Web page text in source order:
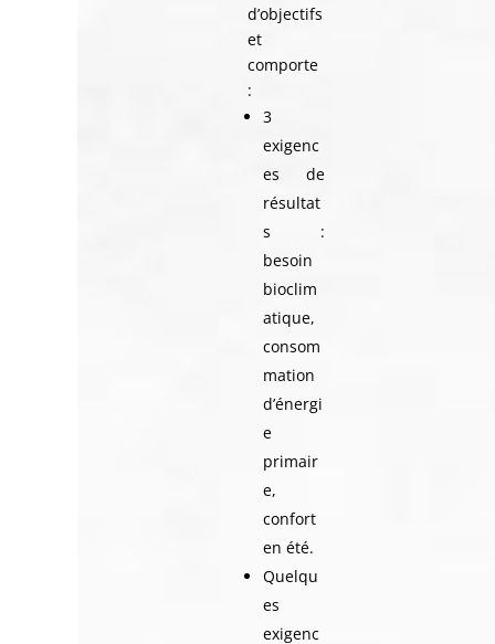
d’objectifs
et
comporte
:
3
exigenc
es de
résultat
s :
besoin
bioclim
atique,
consom
mation
d’énergi
e
primair
e,
confort
en été.
Quelqu
es
exigenc